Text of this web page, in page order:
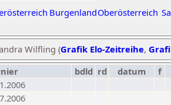
BurgenlandOberösterreich
Wilfling (Grafik Elo-Zeitreihe,
bdld rd datum f